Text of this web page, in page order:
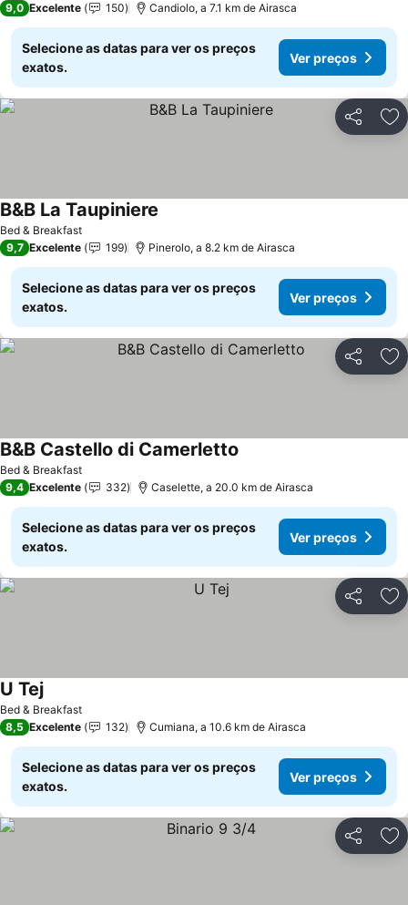
9,0 Excelente 150 Candiolo, a 7.1 km de Airasca
Selecione as datas para ver os preços
exatos.
Ver preços
Partilhar
Bed & Breakfast
B&B La Taupiniere
9,7 Excelente 199 Pinerolo, a 8.2 km de Airasca
Selecione as datas para ver os preços
exatos.
Ver preços
Partilhar
Bed & Breakfast
B&B Castello di Camerletto
9,4 Excelente 332 Caselette, a 20.0 km de Airasca
Selecione as datas para ver os preços
exatos.
Ver preços
Partilhar
Bed & Breakfast
U TejVer preços
8,5 Excelente 132 Cumiana, a 10.6 km de Airasca
Selecione as datas para ver os preços
exatos.
Ver preços
Partilhar